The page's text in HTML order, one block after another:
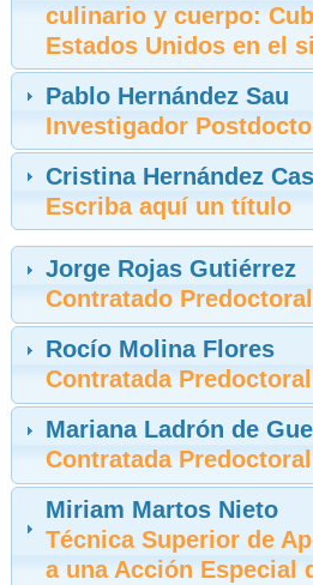
culinario y cuerpo:
Estados Unidos en el
Pablo Hernández Sau
Investigador
Cristina Hernández
Escriba aquí un título
Jorge Rojas Gutiérrez
Contratado
Rocío Molina Flores
Contratada
Mariana Ladrón de
Contratada
Miriam Martos Nieto
Técnica Superior de
a una Acción Especial